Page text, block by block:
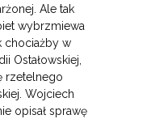
Ale tak
wybrzmiewa
chociażby w
Ostałowskiej,
rzetelnego
Wojciech
opisał sprawę